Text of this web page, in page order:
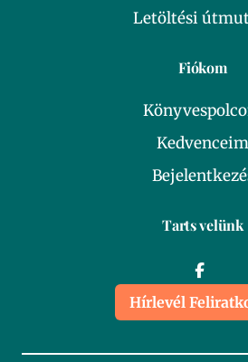
Letöltési
Fiókom
Kedvenceim
Tarts velünk
Hírlevél